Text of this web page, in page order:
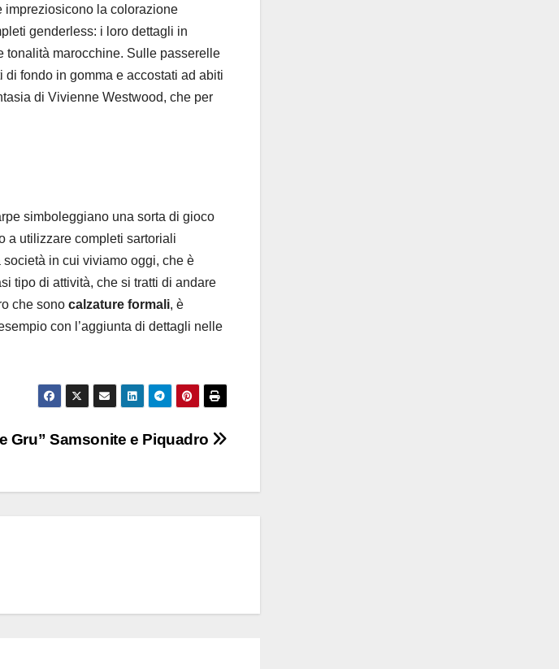
impreziosicono la colorazione
genderless: i loro dettagli in
marocchine. Sulle passerelle
di fondo in gomma e accostati ad abiti
di Vivienne Westwood, che per
simboleggiano una sorta di gioco
a utilizzare completi sartoriali
in cui viviamo oggi, che è
tipo di attività, che si tratti di andare
che sono calzature formali, è
con l’aggiunta di dettagli nelle
Gru” Samsonite e Piquadro